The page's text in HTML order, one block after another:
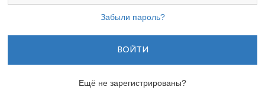
Забыли пароль?
ВОЙТИ
Ещё не зарегистрированы?